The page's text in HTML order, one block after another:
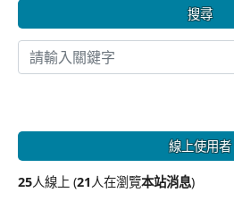
搜尋
線上使用者
25人線上 (21人在瀏覽本站消息)